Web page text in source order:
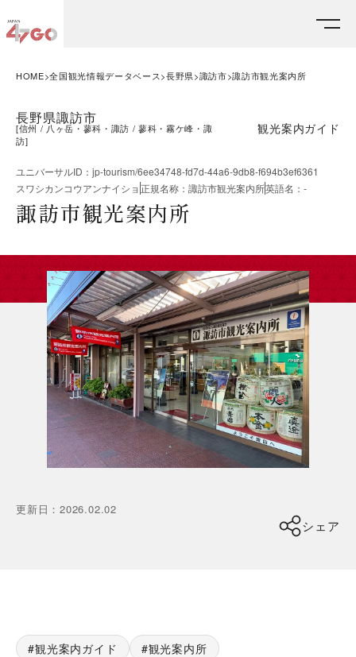
HOME 全国観光情報データベース 長野県 諏訪市 諏訪市観光案内所
長野県諏訪市
[信州 八ヶ岳・蓼科・諏訪
蓼科・霧ケ峰・諏
訪]
観光案内ガイド
ユニバーサルID ： jp-tourism/6ee34748-fd7d-44a6-9db8-f694b3ef6361
スワシカンコウアンナイショ 正規名称 ： 諏訪市観光案内所英語名 ： -
諏訪市観光案内所
更新日 ：2026.02.02
シェア
観光案内ガイド 観光案内所